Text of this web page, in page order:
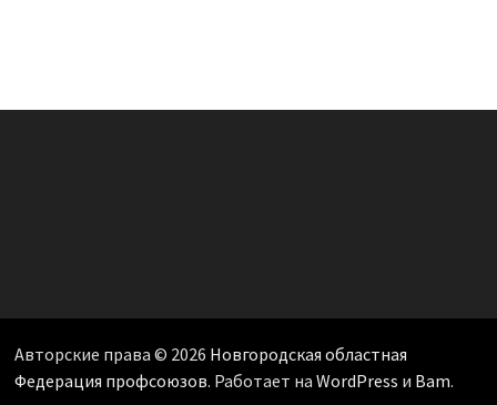
Авторские права © 2026 Новгородская областная
Федерация профсоюзов. Работает наWordPress и Bam.